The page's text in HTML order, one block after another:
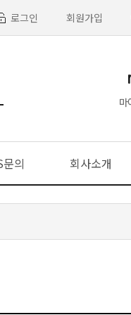
로그인 회원가입
의 회사소개